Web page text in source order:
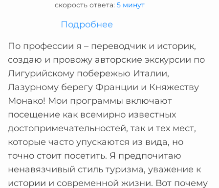
скорость ответа: 5 минут
Подробнее
По профессии я – переводчик и историк,
создаю и провожу авторские экскурсии по
Лигурийскому побережью Италии,
Лазурному берегу Франции и Княжеству
Монако! Мои программы включают
посещение как всемирно известных
достопримечательностей, так и тех мест,
которые часто упускаются из вида, но
точно стоит посетить. Я предпочитаю
ненавязчивый стиль туризма, уважение к
истории и современной жизни. Вот почему